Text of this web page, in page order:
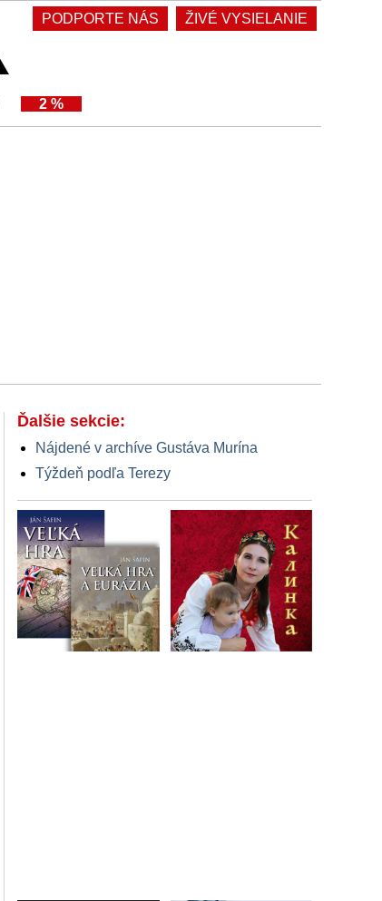
PODPORTE NÁS ŽIVÉ VYSIELANIE
2 %
Ďalšie sekcie:
Nájdené v archíve Gustáva Murína
Týždeň podľa Terezy